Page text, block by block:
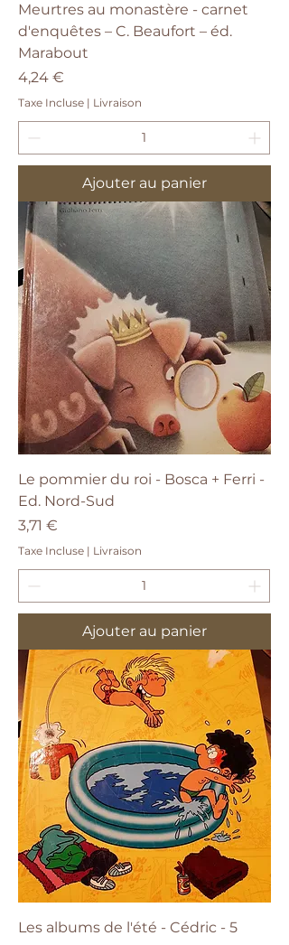
Meurtres au monastère - carnet
d'enquêtes – C. Beaufort – éd.
Marabout
Prix
4,24 €
Taxe Incluse | Livraison
Ajouter au panier
Le pommier du roi - Bosca + Ferri -
Ed. Nord-Sud
Prix
3,71 €
Taxe Incluse | Livraison
Ajouter au panier
Les albums de l'été - Cédric - 5